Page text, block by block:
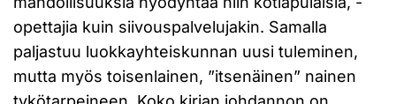
opettajia kuin siivouspalvelujakin. Samalla
paljastuu luokkayhteiskunnan uusi tuleminen,
mutta myös toisenlainen, ”itsenäinen” nainen